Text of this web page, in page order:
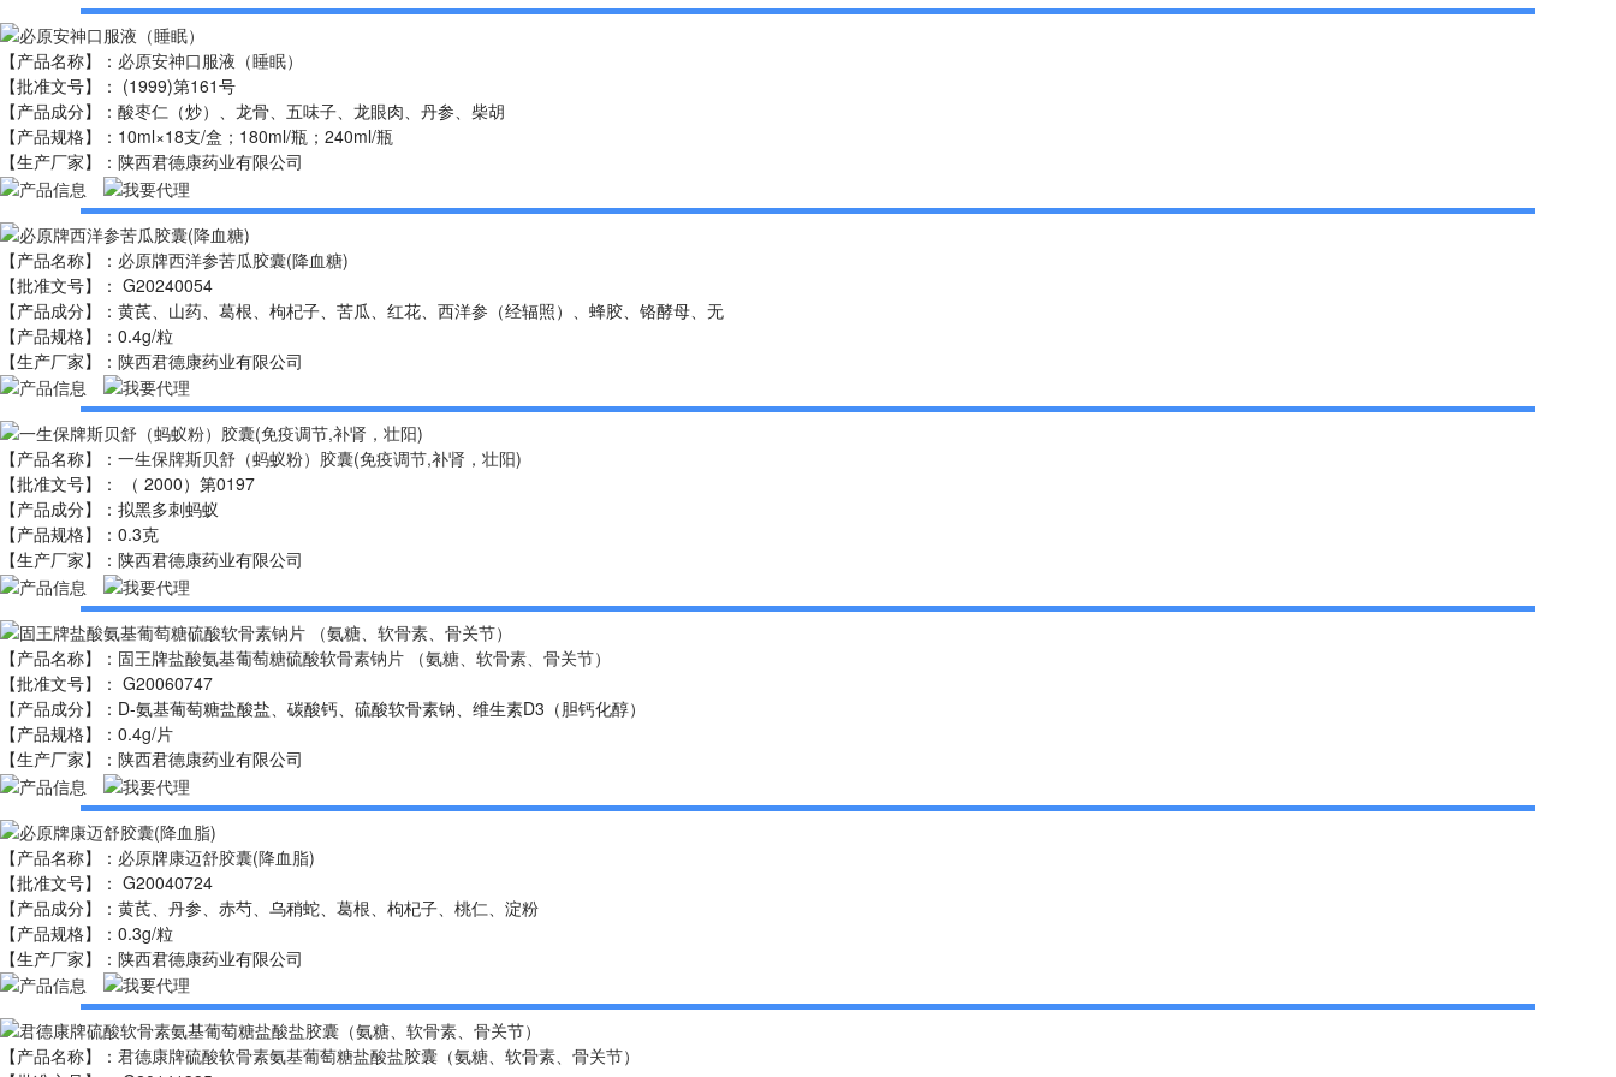
【产品名称】： 必原安神口服液（睡眠）
【批准文号】： (1999)第161号
【产品成分】： 酸枣仁（炒）、龙骨、五味子、龙眼肉、丹参、柴胡
【产品规格】： 10ml×18支/盒；180ml/瓶；240ml/瓶
【生产厂家】 ：陕西君德康药业有限公司
【产品名称】： 必原牌西洋参苦瓜胶囊(降血糖)
【批准文号】： G20240054
【产品成分】： 黄芪、山药、葛根、枸杞子、苦瓜、红花、西洋参（经辐照）、蜂胶、铬酵母、无
【产品规格】： 0.4g/粒
【生产厂家】 ：陕西君德康药业有限公司
【产品名称】： 一生保牌斯贝舒（蚂蚁粉）胶囊(免疫调节,补肾，壮阳)
【批准文号】：
（ 2000）第0197
【产品成分】： 拟黑多刺蚂蚁
【产品规格】： 0.3克
【生产厂家】 ：陕西君德康药业有限公司
【产品名称】： 固王牌盐酸氨基葡萄糖硫酸软骨素钠片 （氨糖、软骨素、骨关节）
【批准文号】： G20060747
【产品成分】： D-氨基葡萄糖盐酸盐、碳酸钙、硫酸软骨素钠、维生素D3（胆钙化醇）
【产品规格】： 0.4g/片
【生产厂家】 ：陕西君德康药业有限公司
【产品名称】： 必原牌康迈舒胶囊(降血脂)
【批准文号】： G20040724
【产品成分】： 黄芪、丹参、赤芍、乌稍蛇、葛根、枸杞子、桃仁、淀粉
【产品规格】： 0.3g/粒
【生产厂家】 ：陕西君德康药业有限公司
【产品名称】： 君德康牌硫酸软骨素氨基葡萄糖盐酸盐胶囊（氨糖、软骨素、骨关节）